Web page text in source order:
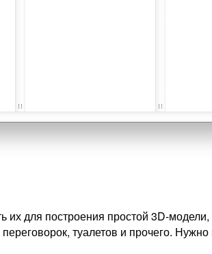
для построения простой 3D-
туалетов и прочего.